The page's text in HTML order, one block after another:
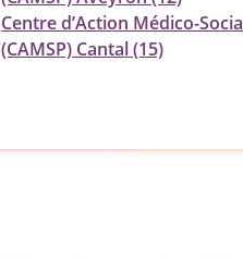
Centre d’Action Médico-
(CAMSP) Cantal (15)